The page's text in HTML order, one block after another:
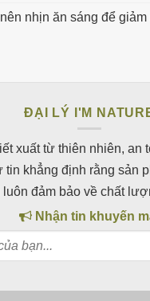
nhịn ăn sáng để
ĐẠI LÝ I'M
xuất từ thiên nhiên, an
tin khẳng định rằng sản
luôn đảm bảo về chất
Nhận tin khuyến